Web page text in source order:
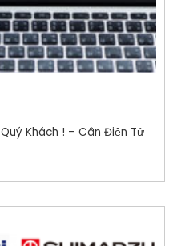
Khách ! – Cân Điện Tử